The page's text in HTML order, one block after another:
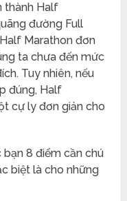
thành Half
đường Full
Marathon đơn
ta chưa đến mức
Tuy nhiên, nếu
đúng, Half
cự ly đơn giản cho
bạn 8 điểm cần chú
biệt là cho những